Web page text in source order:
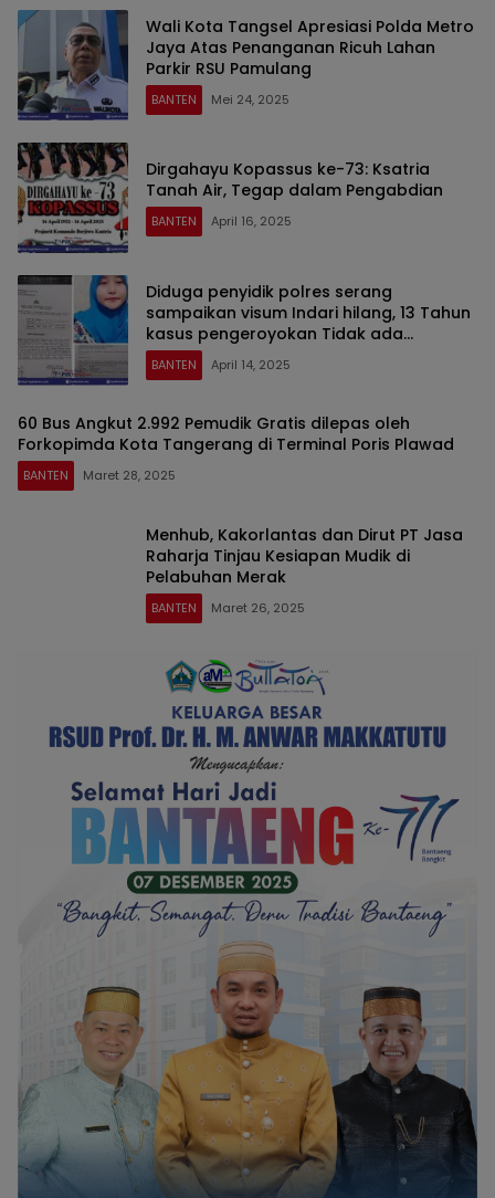
Wali Kota Tangsel Apresiasi Polda Metro
Jaya Atas Penanganan Ricuh Lahan
Parkir RSU Pamulang
BANTEN Mei 24, 2025
Dirgahayu Kopassus ke-73: Ksatria
Tanah Air, Tegap dalam Pengabdian
BANTEN April 16, 2025
Diduga penyidik polres serang
sampaikan visum Indari hilang, 13 Tahun
kasus pengeroyokan Tidak ada
kepastian Hukum
BANTEN April 14, 2025
60 Bus Angkut 2.992 Pemudik Gratis dilepas oleh
Forkopimda Kota Tangerang di Terminal Poris Plawad
BANTEN Maret 28, 2025
Menhub, Kakorlantas dan Dirut PT Jasa
Raharja Tinjau Kesiapan Mudik di
Pelabuhan Merak
BANTEN Maret 26, 2025